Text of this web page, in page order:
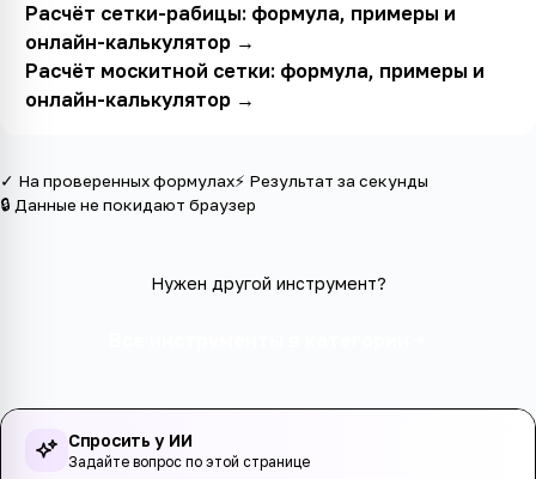
Расчёт сетки-рабицы: формула, примеры и
онлайн-калькулятор→
Расчёт москитной сетки: формула, примеры и
онлайн-калькулятор→
✓ На проверенных формулах⚡ Результат за секунды
🔒 Данные не покидают браузер
Нужен другой инструмент?
Спросить у ИИ
Задайте вопрос по этой странице